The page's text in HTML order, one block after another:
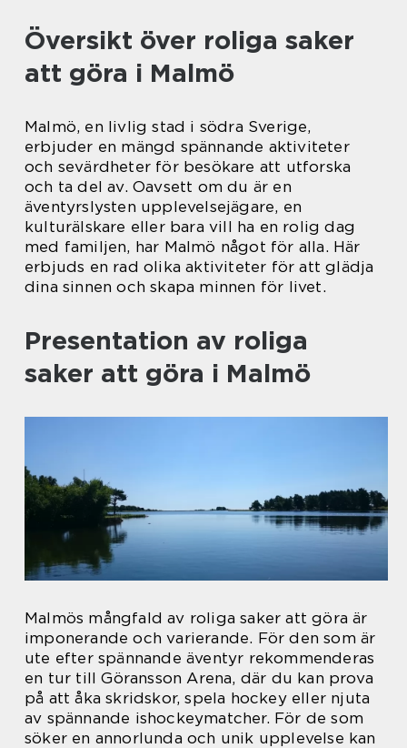
Översikt över roliga saker
att göra i Malmö
Malmö, en livlig stad i södra Sverige,
erbjuder en mängd spännande aktiviteter
och sevärdheter för besökare att utforska
och ta del av. Oavsett om du är en
äventyrslysten upplevelsejägare, en
kulturälskare eller bara vill ha en rolig dag
med familjen, har Malmö något för alla. Här
erbjuds en rad olika aktiviteter för att glädja
dina sinnen och skapa minnen för livet.
Presentation av roliga
saker att göra i Malmö
Malmös mångfald av roliga saker att göra är
imponerande och varierande. För den som är
ute efter spännande äventyr rekommenderas
en tur till Göransson Arena, där du kan prova
på att åka skridskor, spela hockey eller njuta
av spännande ishockeymatcher. För de som
söker en annorlunda och unik upplevelse kan